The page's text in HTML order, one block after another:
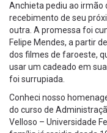
Anchieta pediu ao irmão
recebimento de seu
outra. A promessa foi
Felipe Mendes, a partir
dos filmes de faroeste,
usar um cadeado em
foi surrupiada.
Conheci nosso
do curso de
Velloso – Universidade